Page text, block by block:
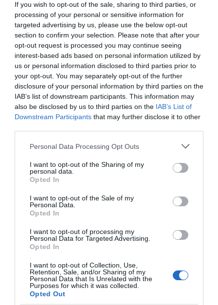
If you wish to opt-out of the sale, sharing to third parties, or
processing of your personal or sensitive information for
targeted advertising by us, please use the below opt-out
section to confirm your selection. Please note that after your
opt-out request is processed you may continue seeing
interest-based ads based on personal information utilized by
us or personal information disclosed to third parties prior to
your opt-out. You may separately opt-out of the further
disclosure of your personal information by third parties on the
IAB’s list of downstream participants. This information may
also be disclosed by us to third parties on the IAB’s List of
Downstream Participants that may further disclose it to other
Please note that this website/app uses one or more Google
not limited to your visit or usage behaviour. You may click to
grant or deny consent to Google and its third-party tags to
use your data for below specified purposes in below Google
consent section.
Personal Data Processing Opt Outs
I want to opt-out of the Sharing of my
personal data.
Opted In
I want to opt-out of the Sale of my
Personal Data.
Opted In
I want to opt-out of processing my
Personal Data for Targeted Advertising.
Opted In
I want to opt-out of Collection, Use,
Retention, Sale, and/or Sharing of my
Personal Data that Is Unrelated with the
Purposes for which it was collected.
Opted Out
MEDIA
Survivor All Star Spoiler: Η ομάδα που
κερδίζει την πρώτη ασυλία και ο υποψήφιος
προς αποχώρηση (vids)
Τσακωμός ανάμεσα σε Τάκη και Ηλία
29.05.2023 - 09:42
Survivor All Star Spoiler: Η ομάδα που
κερδίζει το ταξίδι στη Νέα Υόρκη και ο
παίκτης που αποχωρεί (vids)